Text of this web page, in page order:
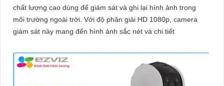
chất lượng cao dùng để giám sát và ghi lại hình ảnh trong
môi trường ngoài trời. Với độ phân giải HD 1080p, camera
giám sát này mang đến hình ảnh sắc nét và chi tiết